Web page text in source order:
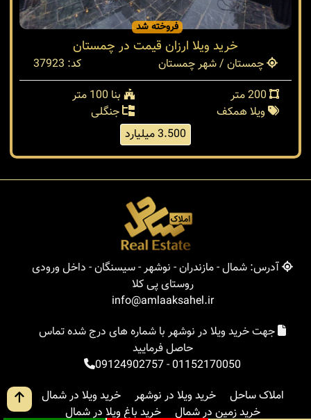
فروخته شد
خرید ویلا ارزان قیمت در چمستان
چمستان / شهر چمستان
کد: 37923
بنا 100 متر
ویلا همکف
جنگلی
3.500 میلیارد
آدرس: شمال - مازندران - نوشهر - سیسنگان - داخل ورودی
روستای پی کلا
info@amlaaksahel.ir
جهت خرید ویلا در نوشهر با شماره های درج شده تماس
حاصل فرمایید
01152170050
-
09124902757
املاک ساحل
خرید ویلا در نوشهر
خرید ویلا در شمال
خرید زمین در شمال
خرید باغ ویلا در شمال